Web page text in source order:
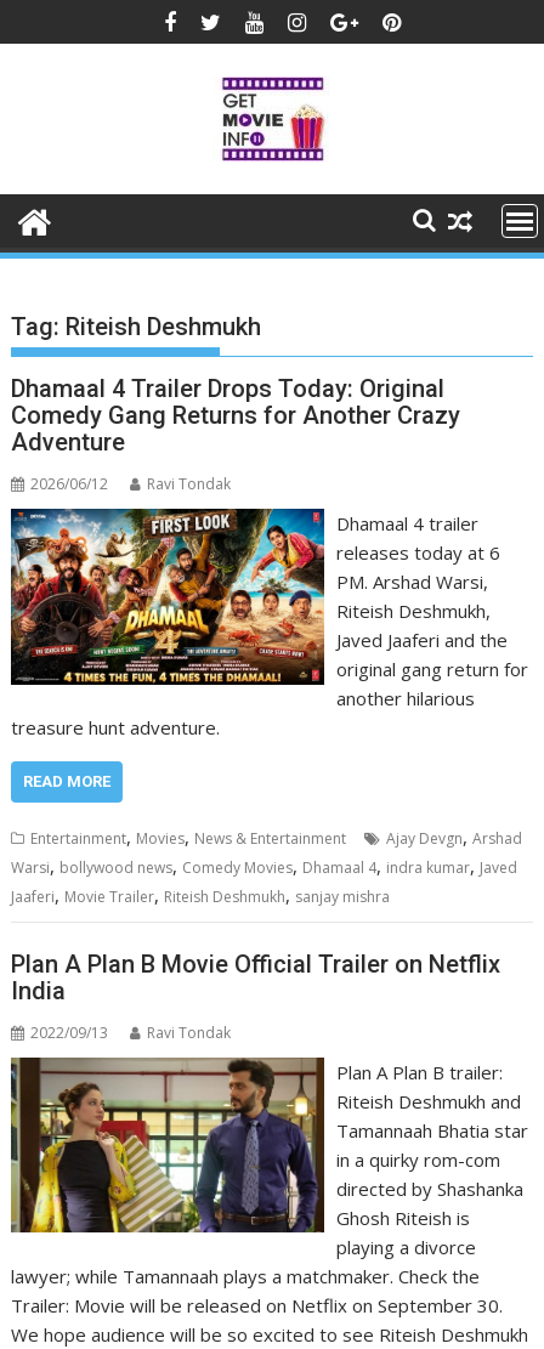
to
Tag: Riteish Deshmukh
Dhamaal 4 Trailer Drops Today: Original
Comedy Gang Returns for Another Crazy
Adventure
2026/06/12 Ravi Tondak
Dhamaal 4 trailer
releases today at 6
PM. Arshad Warsi,
Riteish Deshmukh,
Javed Jaaferi and the
original gang return for
another hilarious
treasure hunt adventure.
READ MORE
Entertainment, Movies, News & Entertainment Ajay Devgn,Arshad
Warsi, bollywood news, Comedy Movies, Dhamaal 4, indra kumar, Javed
Jaaferi, Movie Trailer, Riteish Deshmukh, sanjay mishra
Plan A Plan B Movie Official Trailer on Netflix
India
2022/09/13 Ravi Tondak
Plan A Plan B trailer:
Riteish Deshmukh and
Tamannaah Bhatia star
in a quirky rom-com
directed by Shashanka
Ghosh Riteish is
playing a divorce
lawyer; while Tamannaah plays a matchmaker. Check the
Trailer: Movie will be released on Netflix on September 30.
We hope audience will be so excited to see Riteish Deshmukh